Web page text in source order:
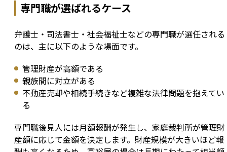
専門職が選ばれるケース
弁護士・司法書士・社会福祉士などの専門職が選任される
のは、主に以下のような場面です。
管理財産が高額である
親族間に対立がある
不動産売却や相続手続きなど複雑な法律問題を抱えてい
る
専門職後見人には月額報酬が発生し、家庭裁判所が管理財
産額に応じて金額を決定します。財産規模が大きいほど報